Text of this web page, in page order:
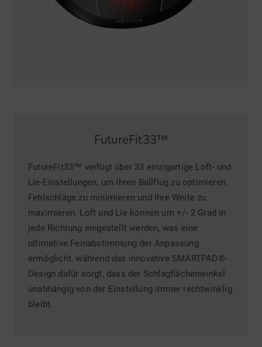
FutureFit33™
FutureFit33™ verfügt über 33 einzigartige Loft- und
Lie-Einstellungen, um Ihren Ballflug zu optimieren,
Fehlschläge zu minimieren und Ihre Weite zu
maximieren. Loft und Lie können um +/- 2 Grad in
jede Richtung eingestellt werden, was eine
ultimative Feinabstimmung der Anpassung
ermöglicht, während das innovative SMARTPAD®-
Design dafür sorgt, dass der Schlagflächenwinkel
unabhängig von der Einstellung immer rechtwinklig
bleibt.